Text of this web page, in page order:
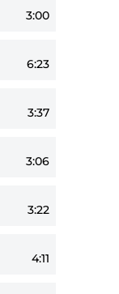
3:00
6:23
3:37
3:06
3:22
4:11